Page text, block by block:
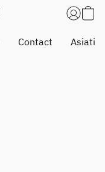
Contact